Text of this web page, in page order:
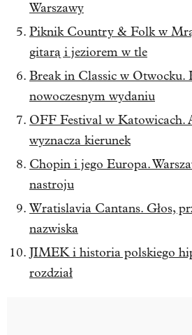
Warszawy
Piknik Country & Folk w
gitarą i jeziorem w tle
Break in Classic w Otwocku.
nowoczesnym wydaniu
OFF Festival w Katowicach.
wyznacza kierunek
Chopin i jego Europa.
nastroju
Wratislavia Cantans. Głos,
nazwiska
JIMEK i historia polskiego
rozdział